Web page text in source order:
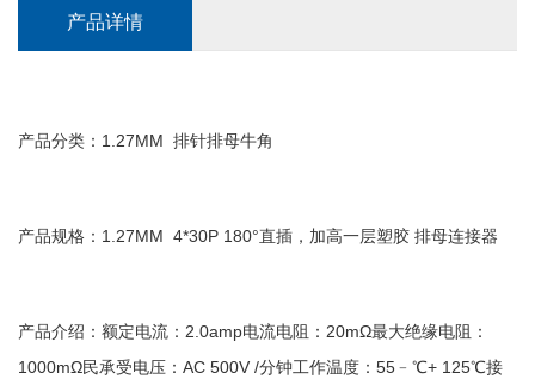
产品详情
产品分类：1.27MM 排针排母牛角
产品规格：1.27MM 4*30P 180°直插，加高一层塑胶 排母连接器
产品介绍：额定电流：2.0amp电流电阻：20mΩ最大绝缘电阻：
1000mΩ民承受电压：AC 500V /分钟工作温度：55﹣℃+ 125℃接